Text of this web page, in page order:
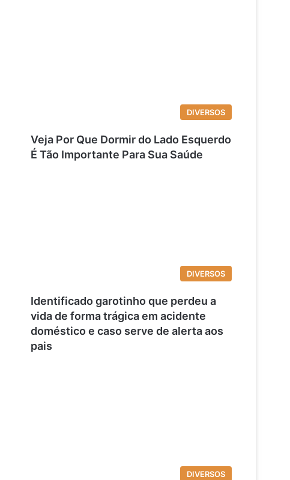
DIVERSOS
Veja Por Que Dormir do Lado Esquerdo
É Tão Importante Para Sua Saúde
DIVERSOS
Identificado garotinho que perdeu a
vida de forma trágica em acidente
doméstico e caso serve de alerta aos
pais
DIVERSOS